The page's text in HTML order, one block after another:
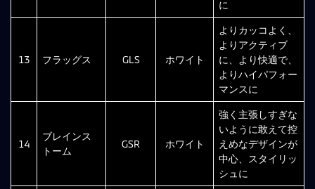
に
13 フラッグス GLS ホワイト
よりカッコよく、
よりアクティブ
に、より快適で、
よりハイパフォー
マンスに
14
ブレインス
トーム
GSR ホワイト
強く主張しすぎな
いように敢えて控
えめなデザインが
中心、スタイリッ
シュに